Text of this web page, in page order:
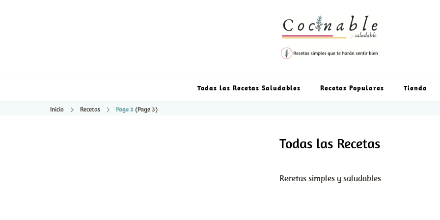
Todas las Recetas Saludables Recetas Populares Tienda
Inicio Recetas Page 3 (Page 3)
Todas las Recetas
Recetas simples y saludables